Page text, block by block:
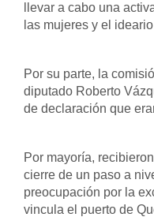
llevar a cabo una
las mujeres y el
Por su parte, la
diputado Roberto
de declaración que
Por mayoría,
cierre de un paso a
preocupación por la
vincula el puerto de